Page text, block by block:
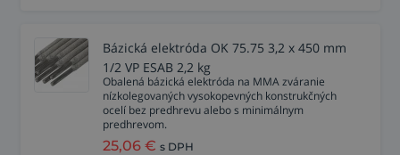
Bázická elektróda OK 75.75 3,2 x 450 mm
1/2 VP ESAB 2,2 kg
Obalená bázická elektróda na MMA zváranie
nízkolegovaných vysokopevných konstrukčných
ocelí bez predhrevu alebo s minimálnym
predhrevom.
25,06 € s DPH